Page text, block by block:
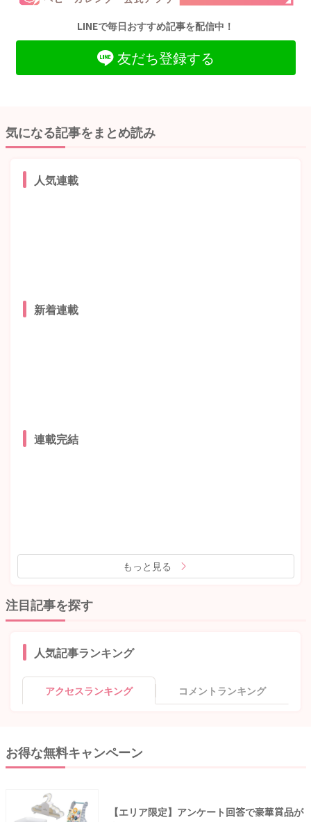
LINEで毎日おすすめ記事を配信中！
友だち登録する
気になる記事をまとめ読み
人気連載
新着連載
連載完結
もっと見る
注目記事を探す
人気記事ランキング
アクセスランキング コメントランキング
お得な無料キャンペーン
【エリア限定】アンケート回答で豪華賞品が